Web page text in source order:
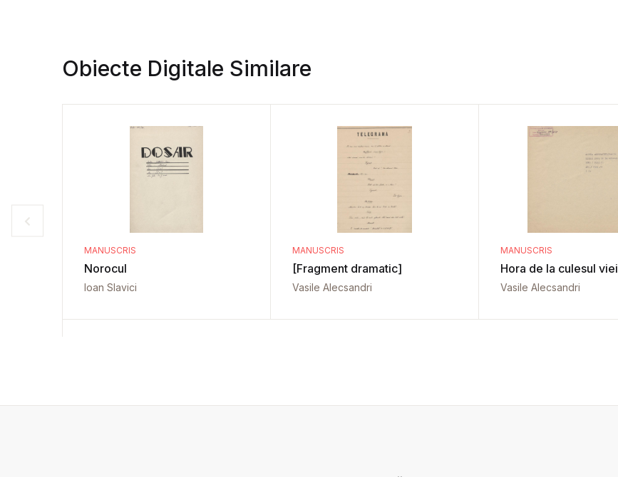
Obiecte Digitale Similare
MANUSCRIS
Norocul
Ioan Slavici
MANUSCRIS
[Fragment dramatic]
Vasile Alecsandri
MANUSCRIS
Hora de la culesul viei
Vasile Alecsandri